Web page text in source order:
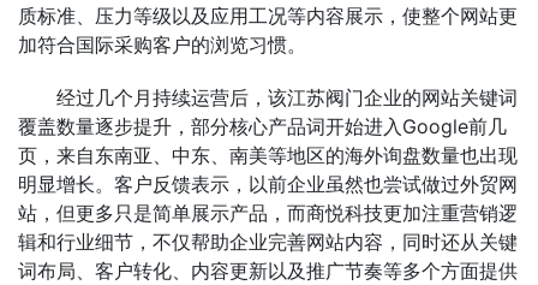
质标准、压力等级以及应用工况等内容展示，使整个网站更
加符合国际采购客户的浏览习惯。
经过几个月持续运营后，该江苏阀门企业的网站关键词
覆盖数量逐步提升，部分核心产品词开始进入Google前几
页，来自东南亚、中东、南美等地区的海外询盘数量也出现
明显增长。客户反馈表示，以前企业虽然也尝试做过外贸网
站，但更多只是简单展示产品，而商悦科技更加注重营销逻
辑和行业细节，不仅帮助企业完善网站内容，同时还从关键
词布局、客户转化、内容更新以及推广节奏等多个方面提供